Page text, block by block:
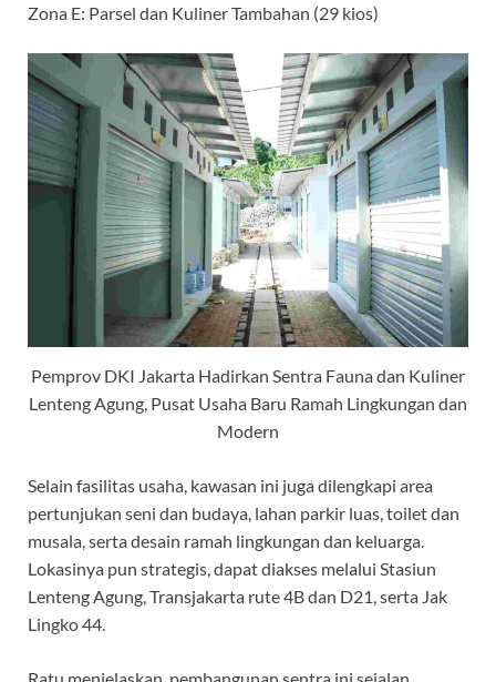
Zona E: Parsel dan Kuliner Tambahan (29 kios)
Pemprov DKI Jakarta Hadirkan Sentra Fauna dan Kuliner
Lenteng Agung, Pusat Usaha Baru Ramah Lingkungan dan
Modern
Selain fasilitas usaha, kawasan ini juga dilengkapi area
pertunjukan seni dan budaya, lahan parkir luas, toilet dan
musala, serta desain ramah lingkungan dan keluarga.
Lokasinya pun strategis, dapat diakses melalui Stasiun
Lenteng Agung, Transjakarta rute 4B dan D21, serta Jak
Lingko 44.